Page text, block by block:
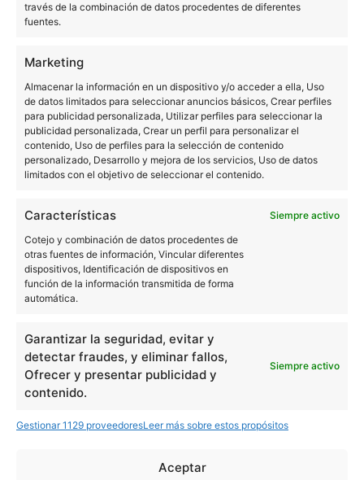
través de la combinación de datos procedentes de diferentes
fuentes.
Marketing
Almacenar la información en un dispositivo y/o acceder a ella, Uso
de datos limitados para seleccionar anuncios básicos, Crear perfiles
para publicidad personalizada, Utilizar perfiles para seleccionar la
publicidad personalizada, Crear un perfil para personalizar el
contenido, Uso de perfiles para la selección de contenido
personalizado, Desarrollo y mejora de los servicios, Uso de datos
limitados con el objetivo de seleccionar el contenido.
Características
Siempre activo
Cotejo y combinación de datos procedentes de
otras fuentes de información, Vincular diferentes
dispositivos, Identificación de dispositivos en
función de la información transmitida de forma
automática.
Garantizar la seguridad, evitar y
detectar fraudes, y eliminar fallos,
Ofrecer y presentar publicidad y
contenido.
Siempre activo
Gestionar 1129 proveedoresLeer más sobre estos propósitos
Aceptar
Technics en Sónar
Detroit BCN y el
estándar analógico
Technics at
Comunidad
Dónde comprar